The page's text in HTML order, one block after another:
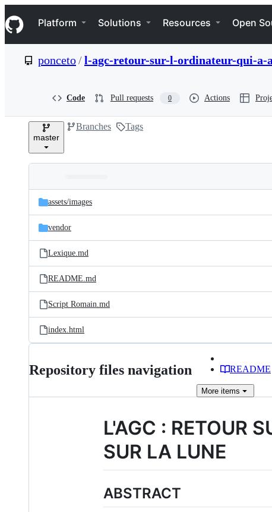
k
i
p
e
Navigation Menu
Platform Solutions Resources Open
ponceto/l-agc-retour-sur-l-ordinateur-qui-a-
Code Pull requests 0 Actions
master
Branches Tags
and
files
Latest
commit
assets/images
vendor
Lexique.md
README.md
Script Romain.md
index.html
Repository files navigation README
More items
L'AGC : RETOUR
SUR LA LUNE
ABSTRACT